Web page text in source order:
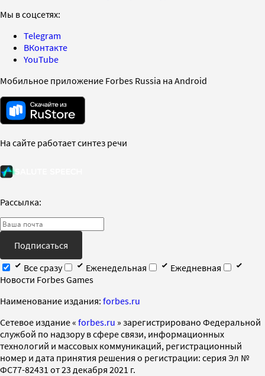
Мы в соцсетях:
Telegram
ВКонтакте
YouTube
Мобильное приложение Forbes Russia на Android
На сайте работает синтез речи
Рассылка:
Подписаться
Все сразу
Еженедельная
Ежедневная
Новости Forbes Games
Наименование издания: forbes.ru
Cетевое издание « forbes.ru » зарегистрировано Федеральной
службой по надзору в сфере связи, информационных
технологий и массовых коммуникаций, регистрационный
номер и дата принятия решения о регистрации: серия Эл №
ФС77-82431 от 23 декабря 2021 г.